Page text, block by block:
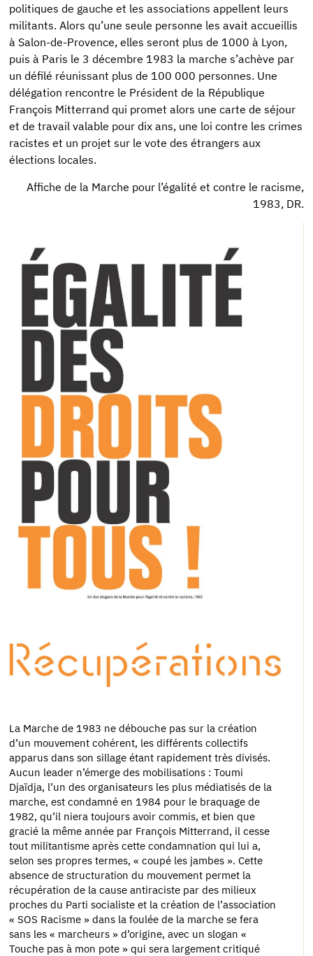
politiques de gauche et les associations appellent leurs
militants. Alors qu’une seule personne les avait accueillis
à Salon-de-Provence, elles seront plus de 1000 à Lyon,
puis à Paris le 3 décembre 1983 la marche s’achève par
un défilé réunissant plus de 100 000 personnes. Une
délégation rencontre le Président de la République
François Mitterrand qui promet alors une carte de séjour
et de travail valable pour dix ans, une loi contre les crimes
racistes et un projet sur le vote des étrangers aux
élections locales.
Affiche de la Marche pour l’égalité et contre le racisme,
1983, DR.
La Marche de 1983 ne débouche pas sur la création
d’un mouvement cohérent, les différents collectifs
apparus dans son sillage étant rapidement très divisés.
Aucun leader n’émerge des mobilisations : Toumi
Djaïdja, l’un des organisateurs les plus médiatisés de la
marche, est condamné en 1984 pour le braquage de
1982, qu’il niera toujours avoir commis, et bien que
gracié la même année par François Mitterrand, il cesse
tout militantisme après cette condamnation qui lui a,
selon ses propres termes, « coupé les jambes ». Cette
absence de structuration du mouvement permet la
récupération de la cause antiraciste par des milieux
proches du Parti socialiste et la création de l’association
« SOS Racisme » dans la foulée de la marche se fera
sans les « marcheurs » d’origine, avec un slogan «
Touche pas à mon pote » qui sera largement critiqué